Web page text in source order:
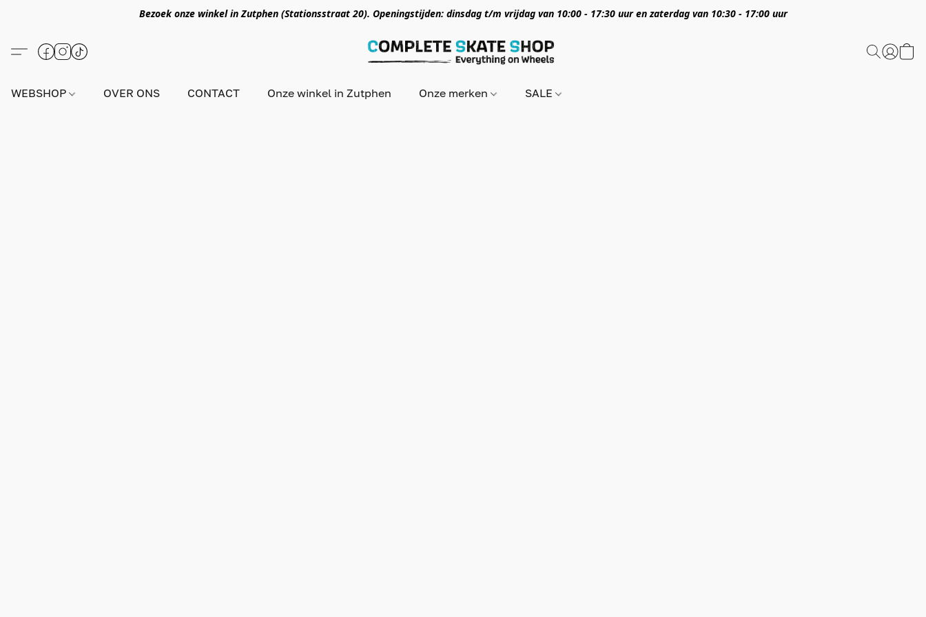
Bezoek onze winkel in Zutphen (Stationsstraat 20). Openingstijden: dinsdag t/m vrijdag van 10:00 - 17:30 uur en zaterdag van 10:30 - 17:00 uur
WEBSHOP OVER ONS CONTACT Onze winkel in Zutphen Onze merken SALE